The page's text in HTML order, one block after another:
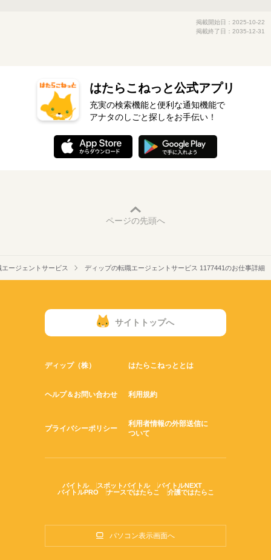
掲載開始日：2025-10-22
掲載終了日：2035-12-31
はたらこねっと公式アプリ
充実の検索機能と便利な通知機能で
アナタのしごと探しをお手伝い！
ページの先頭へ
ージェントサービス ディップの転職エージェントサービス 1177441のお仕事詳細
サイトトップへ
ディップ（株） はたらこねっととは
ヘルプ＆お問い合わせ 利用規約
プライバシーポリシー
利用者情報の外部送信に
ついて
バイトル スポットバイトル
バイトルNEXT
バイトルPRO
ナースではたらこ 介護ではたらこ
パソコン表示画面へ